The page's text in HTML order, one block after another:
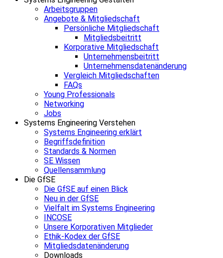
Arbeitsgruppen
Angebote & Mitgliedschaft
Persönliche Mitgliedschaft
Mitgliedsbeitritt
Korporative Mitgliedschaft
Unternehmensbeitritt
Unternehmensdatenänderung
Vergleich Mitgliedschaften
FAQs
Young Professionals
Networking
Jobs
Systems Engineering Verstehen
Systems Engineering erklärt
Begriffsdefinition
Standards & Normen
SE Wissen
Quellensammlung
Die GfSE
Die GfSE auf einen Blick
Neu in der GfSE
Vielfalt im Systems Engineering
INCOSE
Unsere Korporativen Mitglieder
Ethik-Kodex der GfSE
Mitgliedsdatenänderung
Downloads